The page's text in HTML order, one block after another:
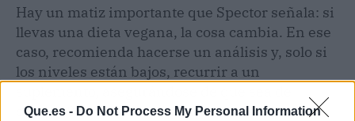
Que.es - Do Not Process My Personal Information
Hay un matiz importante que Spector señala: si
llevas una dieta vegana, la cosa cambia. En ese
caso, recomienda hacerse un análisis y, solo si
los niveles están bajos, recurrir a un
omega-3 de origen vegetal. Pero de forma